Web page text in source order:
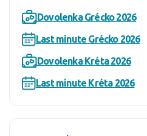
Dovolenka Grécko 2026
Last minute Grécko 2026
Dovolenka Kréta 2026
Last minute Kréta 2026